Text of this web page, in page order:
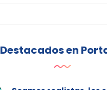
Destacados en